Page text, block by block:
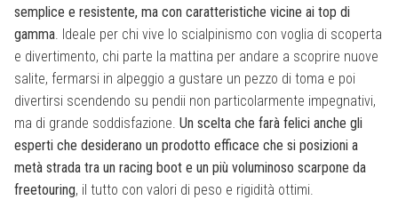
semplice e resistente, ma con caratteristiche vicine ai top di
gamma. Ideale per chi vive lo scialpinismo con voglia di scoperta
e divertimento, chi parte la mattina per andare a scoprire nuove
salite, fermarsi in alpeggio a gustare un pezzo di toma e poi
divertirsi scendendo su pendii non particolarmente impegnativi,
ma di grande soddisfazione. Un scelta che farà felici anche gli
esperti che desiderano un prodotto efficace che si posizioni a
metà strada tra un racing boot e un più voluminoso scarpone da
freetouring, il tutto con valori di peso e rigidità ottimi.